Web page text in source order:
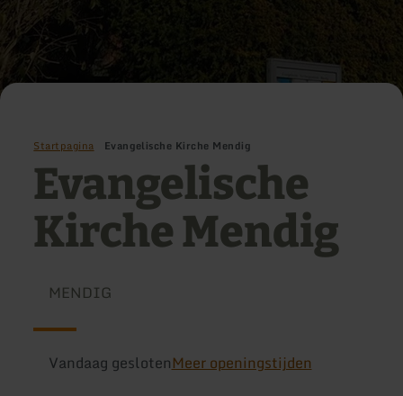
Startpagina Evangelische Kirche Mendig
Evangelische
Kirche Mendig
MENDIG
Vandaag geslotenMeer openingstijden